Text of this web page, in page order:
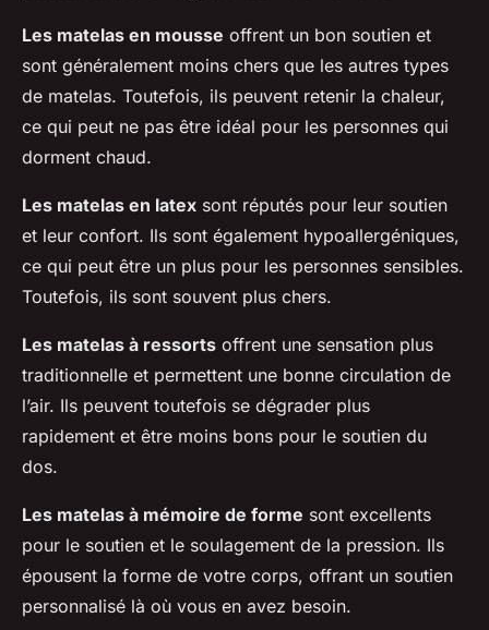
Les matelas en mousse offrent un bon soutien et
sont généralement moins chers que les autres types
de matelas. Toutefois, ils peuvent retenir la chaleur,
ce qui peut ne pas être idéal pour les personnes qui
dorment chaud.
Les matelas en latex sont réputés pour leur soutien
et leur confort. Ils sont également hypoallergéniques,
ce qui peut être un plus pour les personnes sensibles.
Toutefois, ils sont souvent plus chers.
Les matelas à ressorts offrent une sensation plus
traditionnelle et permettent une bonne circulation de
l’air. Ils peuvent toutefois se dégrader plus
rapidement et être moins bons pour le soutien du
dos.
Les matelas à mémoire de forme sont excellents
pour le soutien et le soulagement de la pression. Ils
épousent la forme de votre corps, offrant un soutien
personnalisé là où vous en avez besoin.